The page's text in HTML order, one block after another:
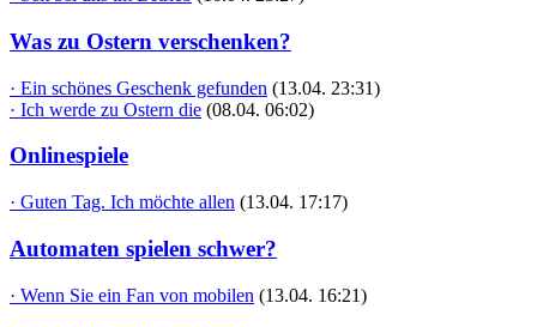
Was zu Ostern verschenken?
· Ein schönes Geschenk gefunden (13.04. 23:31)
· Ich werde zu Ostern die (08.04. 06:02)
Onlinespiele
· Guten Tag. Ich möchte allen (13.04. 17:17)
Automaten spielen schwer?
· Wenn Sie ein Fan von mobilen (13.04. 16:21)